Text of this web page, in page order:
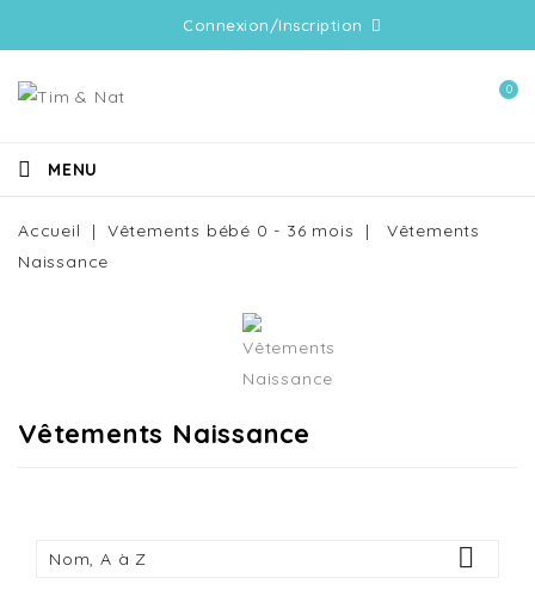
Connexion/Inscription
0
MENU
Accueil Vêtements bébé 0 - 36 mois
Vêtements
Naissance
Vêtements Naissance
Nom, A à Z 